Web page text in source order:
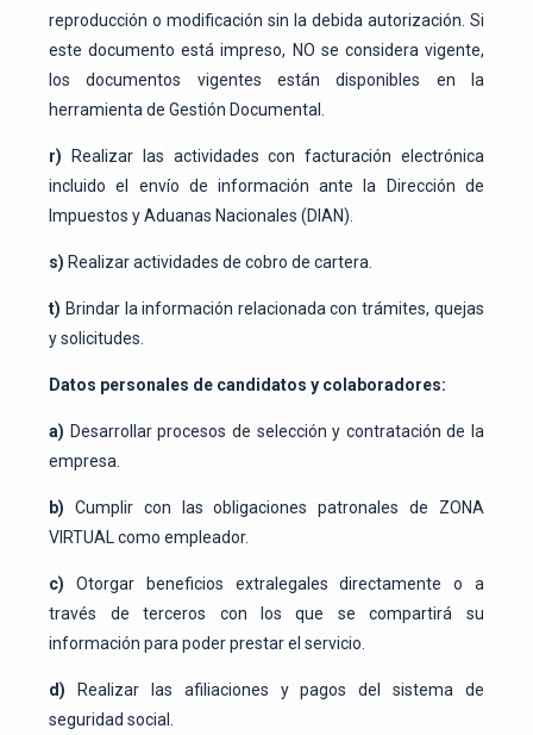
reproducción o modificación sin la debida autorización. Si
este documento está impreso, NO se considera vigente,
los documentos vigentes están disponibles en la
herramienta de Gestión Documental.
r) Realizar las actividades con facturación electrónica
incluido el envío de información ante la Dirección de
Impuestos y Aduanas Nacionales (DIAN).
s) Realizar actividades de cobro de cartera.
t) Brindar la información relacionada con trámites, quejas
y solicitudes.
Datos personales de candidatos y colaboradores:
a) Desarrollar procesos de selección y contratación de la
empresa.
b) Cumplir con las obligaciones patronales de ZONA
VIRTUAL como empleador.
c) Otorgar beneficios extralegales directamente o a
través de terceros con los que se compartirá su
información para poder prestar el servicio.
d) Realizar las afiliaciones y pagos del sistema de
seguridad social.